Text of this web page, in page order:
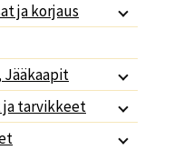
ja korjaus
tarvikkeet